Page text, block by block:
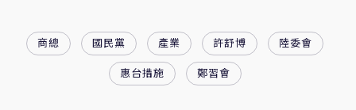
商總 國民黨 產業 許舒博
陸委會
惠台措施
鄭習會